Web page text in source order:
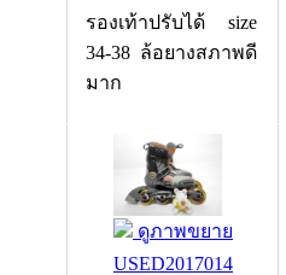
รองเท้าปรับได้ size
34-38 ล้อยางสภาพดี
มาก
ดูภาพขยาย
USED2017014